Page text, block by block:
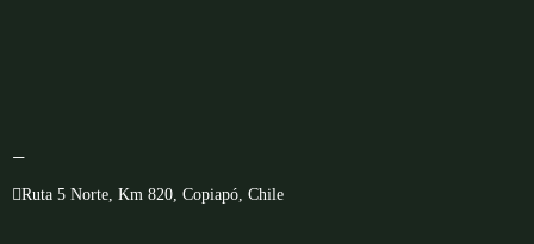
—
Ruta 5 Norte, Km 820, Copiapó, Chile